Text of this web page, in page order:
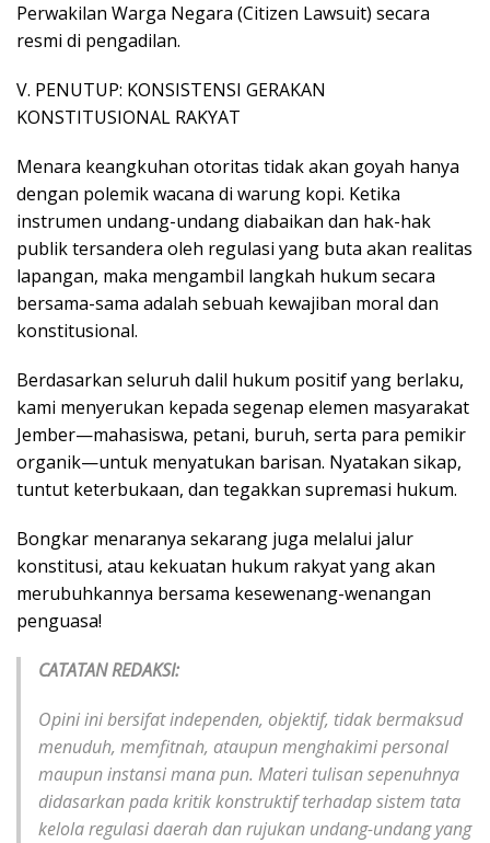
Perwakilan Warga Negara (Citizen Lawsuit) secara
resmi di pengadilan.
​V. PENUTUP: KONSISTENSI GERAKAN
KONSTITUSIONAL RAKYAT
​Menara keangkuhan otoritas tidak akan goyah hanya
dengan polemik wacana di warung kopi. Ketika
instrumen undang-undang diabaikan dan hak-hak
publik tersandera oleh regulasi yang buta akan realitas
lapangan, maka mengambil langkah hukum secara
bersama-sama adalah sebuah kewajiban moral dan
konstitusional.
​Berdasarkan seluruh dalil hukum positif yang berlaku,
kami menyerukan kepada segenap elemen masyarakat
Jember—mahasiswa, petani, buruh, serta para pemikir
organik—untuk menyatukan barisan. Nyatakan sikap,
tuntut keterbukaan, dan tegakkan supremasi hukum.
​Bongkar menaranya sekarang juga melalui jalur
konstitusi, atau kekuatan hukum rakyat yang akan
merubuhkannya bersama kesewenang-wenangan
penguasa!
CATATAN REDAKSI:
Opini ini bersifat independen, objektif, tidak bermaksud
menuduh, memfitnah, ataupun menghakimi personal
maupun instansi mana pun. Materi tulisan sepenuhnya
didasarkan pada kritik konstruktif terhadap sistem tata
kelola regulasi daerah dan rujukan undang-undang yang